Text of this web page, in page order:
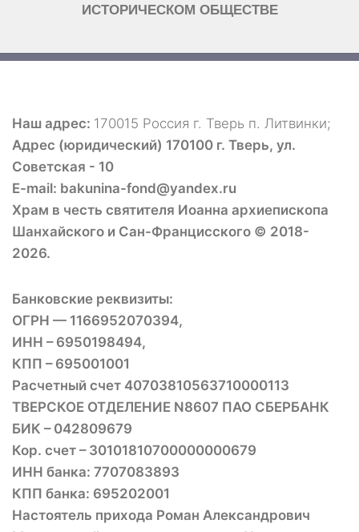
ИСТОРИЧЕСКОМ ОБЩЕСТВЕ
Наш адрес: 170015 Россия г. Тверь п. Литвинки;
Адрес (юридический) 170100 г. Тверь, ул.
Советская - 10
E-mail: bakunina-fond@yandex.ru
Храм в честь святителя Иоанна архиепископа
Шанхайского и Сан-Францисского © 2018-
2026.
Банковские реквизиты:
ОГРН — 1166952070394,
ИНН – 6950198494,
КПП – 695001001
Расчетный счет 40703810563710000113
ТВЕРСКОЕ ОТДЕЛЕНИЕ N8607 ПАО СБЕРБАНК
БИК – 042809679
Кор. счет – 30101810700000000679
ИНН банка: 7707083893
КПП банка: 695202001
Настоятель прихода Роман Александрович